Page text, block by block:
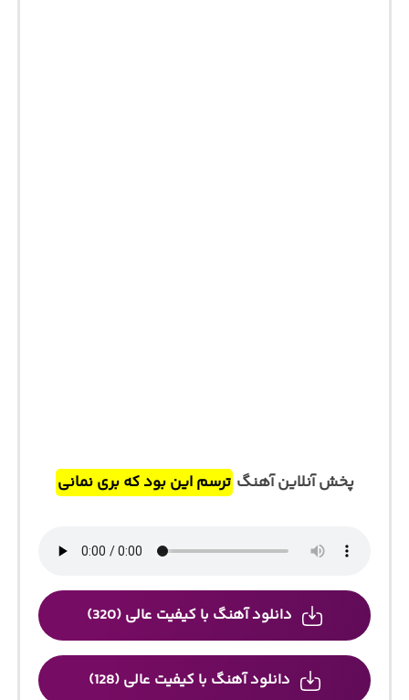
پخش آنلاین آهنگ ترسم این بود که بری نمانی
دانلود آهنگ با کیفیت عالی (320)
دانلود آهنگ با کیفیت عالی (128)